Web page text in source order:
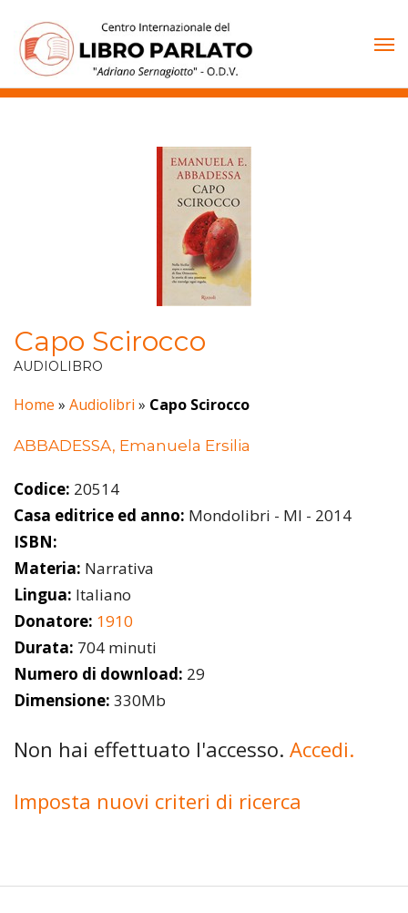
contenuto
Capo Scirocco
AUDIOLIBRO
Home » Audiolibri » Capo Scirocco
ABBADESSA, Emanuela Ersilia
Codice: 20514
Casa editrice ed anno: Mondolibri - MI - 2014
ISBN:
Materia: Narrativa
Lingua: Italiano
Donatore: 1910
Durata: 704 minuti
Numero di download: 29
Dimensione: 330Mb
Non hai effettuato l'accesso. Accedi.
Imposta nuovi criteri di ricerca